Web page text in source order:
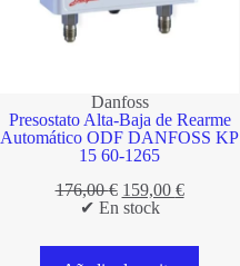
Danfoss
Presostato Alta-Baja de Rearme
Automático ODF DANFOSS KP
15 60-1265
176,00€ El
precio
era:
176,00 €.
159,00 €El
es:
✔ En stock